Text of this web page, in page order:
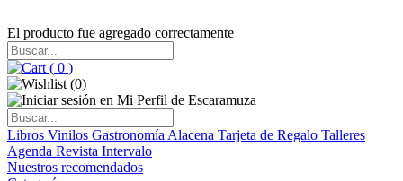
El producto fue agregado correctamente
( 0 )
(0)
Libros Vinilos Gastronomía Alacena Tarjeta de Regalo Talleres
Agenda Revista Intervalo
Nuestros recomendados